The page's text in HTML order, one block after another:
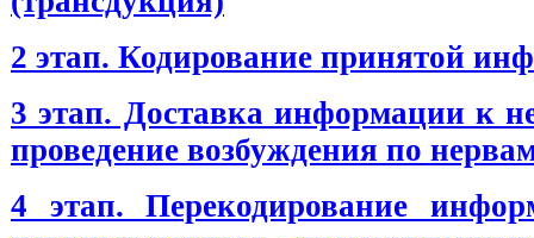
2 этап. Кодирование принятой
3 этап. Доставка информации к
проведение возбуждения по
4 этап. Перекодирование